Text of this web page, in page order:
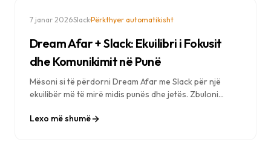
7 janar 2026·Slack·Përkthyer automatikisht
Dream Afar + Slack: Ekuilibri i Fokusit
dhe Komunikimit në Punë
Mësoni si të përdorni Dream Afar me Slack për një
ekuilibër më të mirë midis punës dhe jetës. Zbuloni
ruajtur njëkohësisht kohën e gjatë të punës.
Lexo më shumë